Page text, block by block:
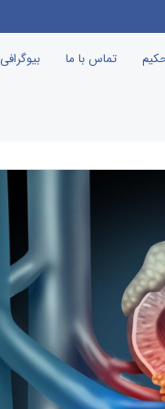
رو دعوت کنن راهیان نور!
تماس با ما